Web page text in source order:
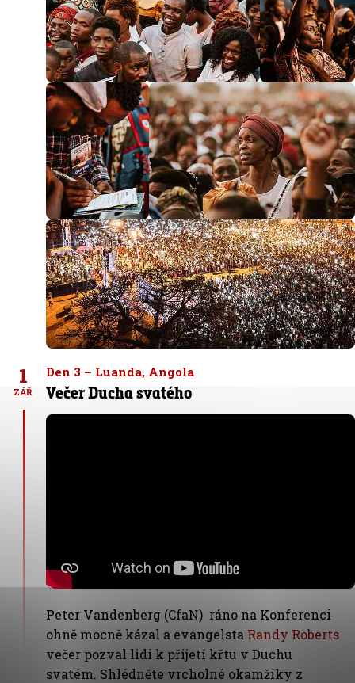
1
ZÁŘ
Den 3 – Luanda, Angola
Večer Ducha svatého
Peter Vandenberg (CfaN) ráno na Konferenci
ohně mocně kázal a evangelsta Randy Roberts
večer pozval lidi k přijetí křtu v Duchu
svatém. Shlédněte vrcholné okamžiky z